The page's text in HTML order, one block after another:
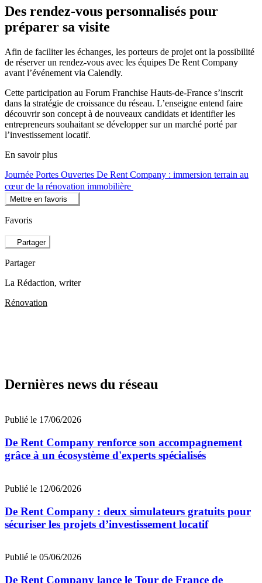
Des rendez-vous personnalisés pour
préparer sa visite
Afin de faciliter les échanges, les porteurs de projet ont la possibilité
de réserver un rendez-vous avec les équipes De Rent Company
avant l’événement via Calendly.
Cette participation au Forum Franchise Hauts-de-France s’inscrit
dans la stratégie de croissance du réseau. L’enseigne entend faire
découvrir son concept à de nouveaux candidats et identifier les
entrepreneurs souhaitant se développer sur un marché porté par
l’investissement locatif.
En savoir plus
Journée Portes Ouvertes De Rent Company : immersion terrain au
cœur de la rénovation immobilière
Mettre en favoris
Favoris
Partager
Partager
La Rédaction, writer
Rénovation
Dernières news du réseau
Publié le 17/06/2026
De Rent Company renforce son accompagnement
grâce à un écosystème d'experts spécialisés
Publié le 12/06/2026
De Rent Company : deux simulateurs gratuits pour
sécuriser les projets d’investissement locatif
Publié le 05/06/2026
De Rent Company lance le Tour de France de